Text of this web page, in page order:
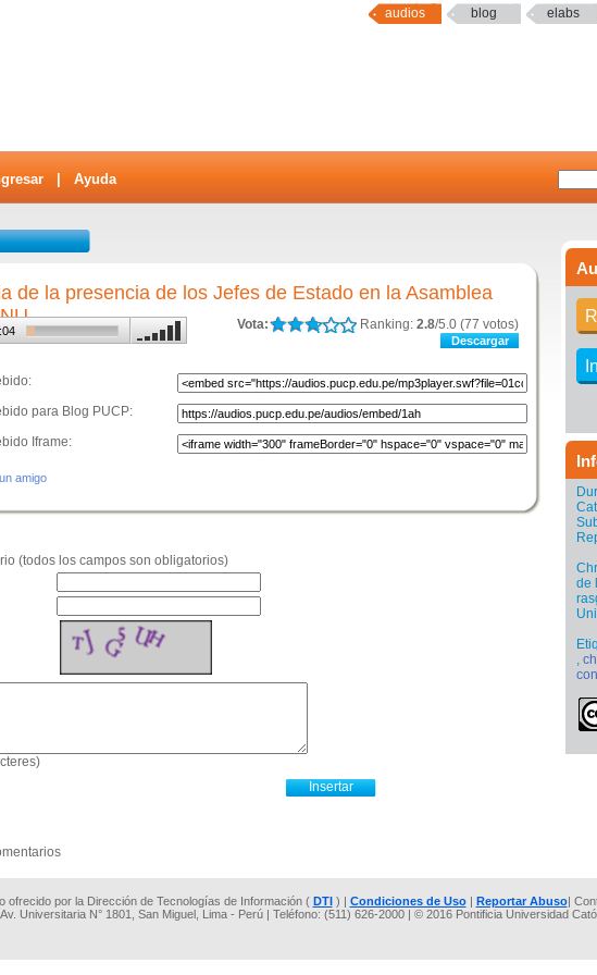
audios blog elabs
Ayuda
de
,
de la presencia de los Jefes de Estado en la Asamblea
Vota: Ranking: 2.8/5.0 (77 votos)
Descargar
para Blog PUCP:
Iframe:
amigo
(todos los campos son obligatorios)
ofrecido por la Dirección de Tecnologías de Información ( DTI) | Condiciones de Uso| Reportar Abuso|
Av. Universitaria N° 1801, San Miguel, Lima - Perú | Teléfono: (511) 626-2000 | © 2016 Pontificia Universidad